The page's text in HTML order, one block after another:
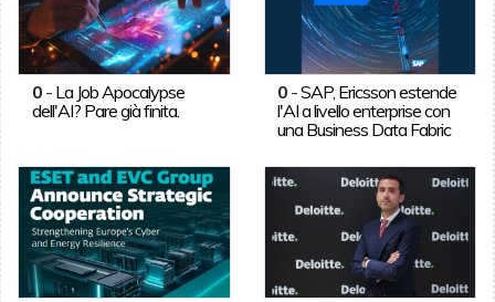
0- La Job Apocalypse
dell'AI? Pare già finita.
0 -SAP, Ericsson estende
l'AI a livello enterprise con
una Business Data Fabric